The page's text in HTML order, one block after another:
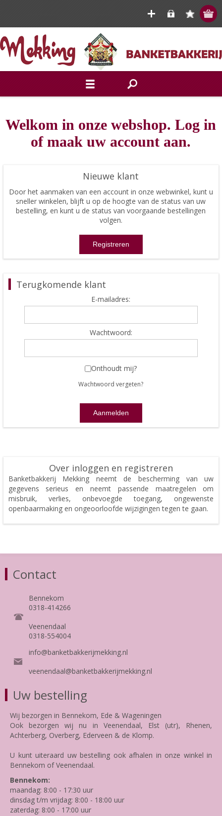
Welkom in onze webshop. Log in
of maak uw account aan.
Nieuwe klant
Door het aanmaken van een account in onze webwinkel, kunt u
sneller winkelen, blijft u op de hoogte van de status van uw
bestelling, en kunt u de status van voorgaande bestellingen
volgen.
Terugkomende klant
E-mailadres:
Wachtwoord:
Onthoudt mij?
Wachtwoord vergeten?
Over inloggen en registreren
Banketbakkerij Mekking neemt de bescherming van uw
gegevens serieus en neemt passende maatregelen om
misbruik, verlies, onbevoegde toegang, ongewenste
openbaarmaking en ongeoorloofde wijzigingen tegen te gaan.
Contact
Bennekom
0318-414266
Veenendaal
0318-554004
info@banketbakkerijmekking.nl
veenendaal@banketbakkerijmekking.nl
Uw bestelling
Wij bezorgen in Bennekom, Ede & Wageningen
Ook bezorgen wij nu in Veenendaal, Elst (utr), Rhenen,
Achterberg, Overberg, Ederveen & de Klomp.
U kunt uiteraard uw bestelling ook afhalen in onze winkel in
Bennekom of Veenendaal.
Bennekom:
maandag: 8:00 - 17:30 uur
dinsdag t/m vrijdag: 8:00 - 18:00 uur
zaterdag: 8:00 - 17:00 uur